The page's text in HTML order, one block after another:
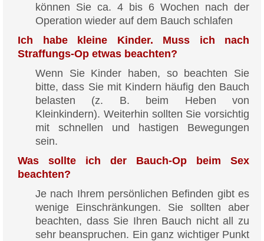
können Sie ca. 4 bis 6 Wochen nach der
Operation wieder auf dem Bauch schlafen
Ich habe kleine Kinder. Muss ich nach
Straffungs-Op etwas beachten?
Wenn Sie Kinder haben, so beachten Sie
bitte, dass Sie mit Kindern häufig den Bauch
belasten (z. B. beim Heben von
Kleinkindern). Weiterhin sollten Sie vorsichtig
mit schnellen und hastigen Bewegungen
sein.
Was sollte ich der Bauch-Op beim Sex
beachten?
Je nach Ihrem persönlichen Befinden gibt es
wenige Einschränkungen. Sie sollten aber
beachten, dass Sie Ihren Bauch nicht all zu
sehr beanspruchen. Ein ganz wichtiger Punkt